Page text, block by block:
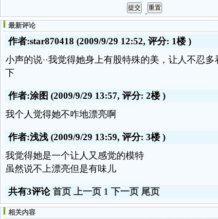
最新评论
作者:star870418 (2009/9/29 12:52, 评分: 1楼)
小声的说··我觉得她身上有股特殊的美，让人不忍
下
作者:涂图 (2009/9/29 13:57, 评分: 2楼)
我个人觉得她不咋地漂亮啊
作者:浅浅 (2009/9/29 13:59, 评分: 3楼)
我觉得她是一个让人又感觉的模特
虽然说不上漂亮但是有味儿
共有3评论首页 上一页 1 下一页 尾页
相关内容